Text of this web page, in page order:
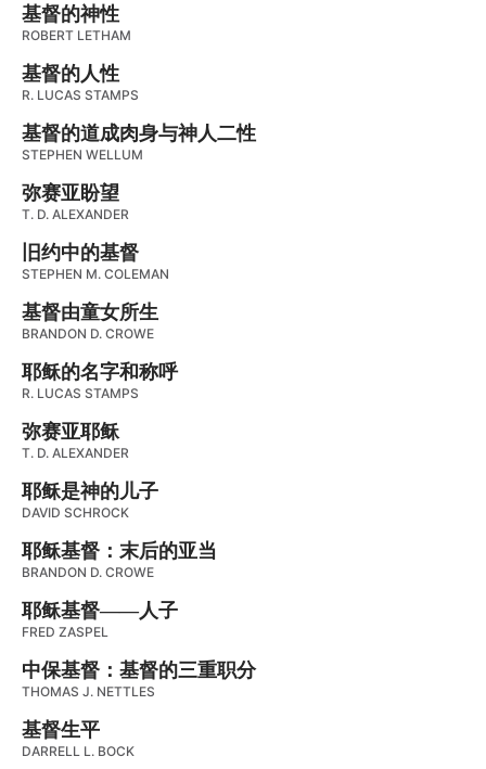
基督的神性
ROBERT LETHAM
基督的人性
R. LUCAS STAMPS
基督的道成肉身与神人二性
STEPHEN WELLUM
弥赛亚盼望
T. D. ALEXANDER
旧约中的基督
STEPHEN M. COLEMAN
基督由童女所生
BRANDON D. CROWE
耶稣的名字和称呼
R. LUCAS STAMPS
弥赛亚耶稣
T. D. ALEXANDER
耶稣是神的儿子
DAVID SCHROCK
耶稣基督：末后的亚当
BRANDON D. CROWE
耶稣基督——人子
FRED ZASPEL
中保基督：基督的三重职分
THOMAS J. NETTLES
基督生平
DARRELL L. BOCK